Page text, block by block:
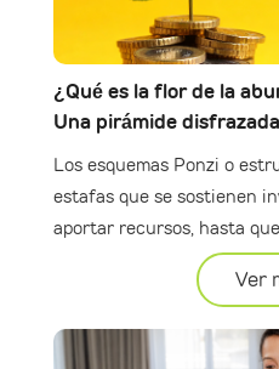
¿Qué es la flor de la
Una pirámide
Los esquemas Ponzi o
estafas que se sostienen
aportar recursos, hasta
Ver